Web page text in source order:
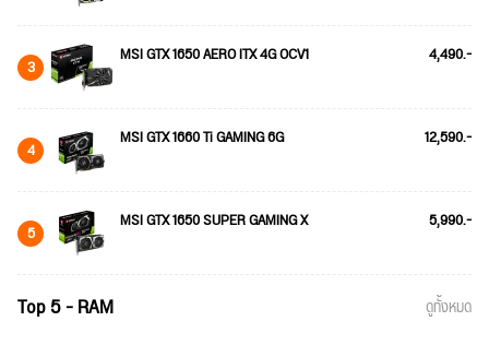
3 MSI GTX 1650 AERO ITX 4G OCV1 4,490.-
4 MSI GTX 1660 Ti GAMING 6G 12,590.-
5 MSI GTX 1650 SUPER GAMING X 5,990.-
Top 5 - RAM ดูทั้งหมด